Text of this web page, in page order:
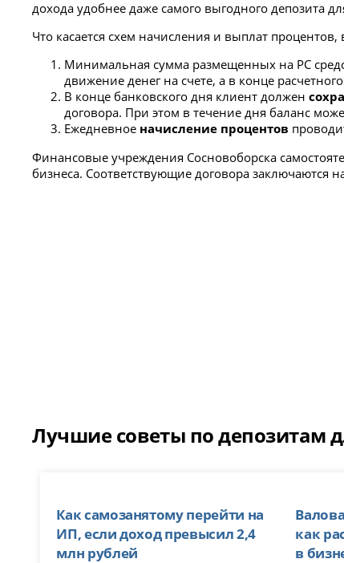
дохода удобнее даже самого выгодного депозита
Что касается схем начисления и выплат
Минимальная сумма размещенных на РС
движение денег на счете, а в конце
В конце банковского дня клиент должен
договора. При этом в течение дня баланс
Ежедневное начисление процентов
Финансовые учреждения Сосновоборска
бизнеса. Соответствующие договора заключаются
Лучшие советы по депозитам
Как самозанятому перейти на
ИП, если доход превысил 2,4
млн рублей
как
в